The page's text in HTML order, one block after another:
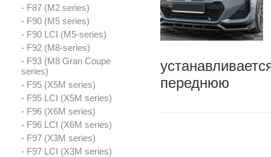
- F87 (M2 series)
- F90 (M5 series)
- F90 LCI (M5-series)
- F92 (M8-series)
- F93 (M8 Gran Coupe
series)
- F95 (X5M series)
- F95 LCI (X5M series)
- F96 (X6M series)
- F96 LCI (X6M series)
- F97 (X3M series)
- F97 LCI (X3M series)
переднюю